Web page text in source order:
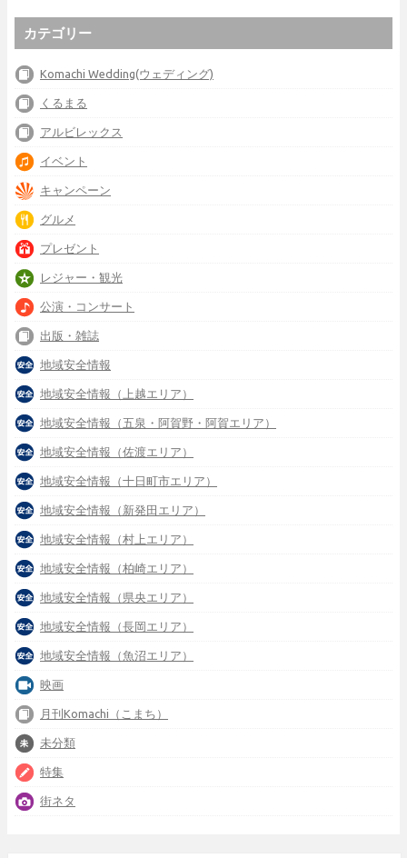
カテゴリー
Komachi Wedding(ウェディング)
くるまる
アルビレックス
イベント
キャンペーン
グルメ
プレゼント
レジャー・観光
公演・コンサート
出版・雑誌
地域安全情報
地域安全情報（上越エリア）
地域安全情報（五泉・阿賀野・阿賀エリア）
地域安全情報（佐渡エリア）
地域安全情報（十日町市エリア）
地域安全情報（新発田エリア）
地域安全情報（村上エリア）
地域安全情報（柏崎エリア）
地域安全情報（県央エリア）
地域安全情報（長岡エリア）
地域安全情報（魚沼エリア）
映画
月刊Komachi（こまち）
未分類
特集
街ネタ